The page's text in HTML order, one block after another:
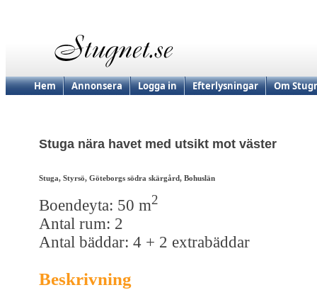
Hem Annonsera Logga in Efterlysningar Om
Stuga nära havet med utsikt mot väster
Stuga, Styrsö, Göteborgs södra skärgård, Bohuslän
Boendeyta: 50 m2
Antal rum: 2
Antal bäddar: 4 + 2 extrabäddar
Beskrivning